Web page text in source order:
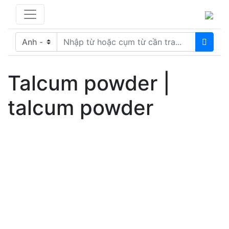
Talcum powder |
talcum powder